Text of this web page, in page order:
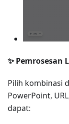
✨ Pemrosesan
Pilih kombinasi
PowerPoint,
dapat: